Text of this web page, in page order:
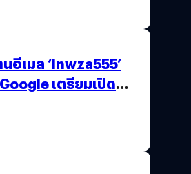
อีเมล ‘lnwza555’
เตรียมเปิด